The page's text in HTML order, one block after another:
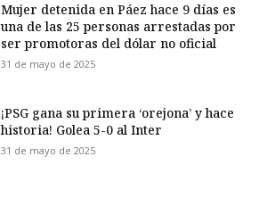
Mujer detenida en Páez hace 9 días es
una de las 25 personas arrestadas por
ser promotoras del dólar no oficial
31 de mayo de 2025
¡PSG gana su primera ‘orejona’ y hace
historia! Golea 5-0 al Inter
31 de mayo de 2025